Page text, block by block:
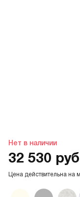
Нет в наличии
Цена действительна
32 530